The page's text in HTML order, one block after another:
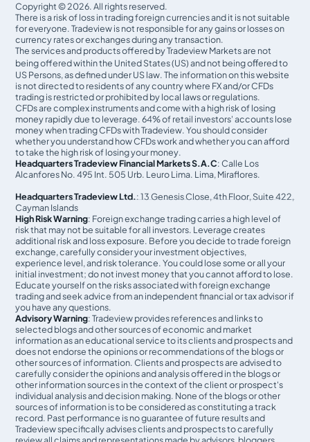
Copyright © 2026. All rights reserved.
There is a risk of loss in trading foreign currencies and it is not suitable
for everyone. Tradeview is not responsible for any gains or losses on
currency rates or exchanges during any transaction.
The services and products offered by Tradeview Markets are not
being offered within the United States (US) and not being oﬀered to
US Persons, as defined under US law. The information on this website
is not directed to residents of any country where FX and/or CFDs
trading is restricted or prohibited by local laws or regulations.
CFDs are complex instruments and come with a high risk of losing
money rapidly due to leverage. 64% of retail investors' accounts lose
money when trading CFDs with Tradeview. You should consider
whether you understand how CFDs work and whether you can afford
to take the high risk of losing your money.
Headquarters Tradeview Financial Markets S.A.C: Calle Los
Alcanfores No. 495 Int. 505 Urb. Leuro Lima. Lima, Miraflores.
Headquarters Tradeview Ltd.: 13 Genesis Close, 4th Floor, Suite 422,
Cayman Islands
High Risk Warning: Foreign exchange trading carries a high level of
risk that may not be suitable for all investors. Leverage creates
additional risk and loss exposure. Before you decide to trade foreign
exchange, carefully consider your investment objectives,
experience level, and risk tolerance. You could lose some or all your
initial investment; do not invest money that you cannot afford to lose.
Educate yourself on the risks associated with foreign exchange
trading and seek advice from an independent financial or tax advisor if
you have any questions.
Advisory Warning: Tradeview provides references and links to
selected blogs and other sources of economic and market
information as an educational service to its clients and prospects and
does not endorse the opinions or recommendations of the blogs or
other sources of information. Clients and prospects are advised to
carefully consider the opinions and analysis offered in the blogs or
other information sources in the context of the client or prospect's
individual analysis and decision making. None of the blogs or other
sources of information is to be considered as constituting a track
record. Past performance is no guarantee of future results and
Tradeview specifically advises clients and prospects to carefully